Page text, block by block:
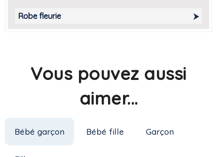
Robe fleurie
Vous pouvez aussi
aimer...
Bébé garçon Bébé fille Garçon